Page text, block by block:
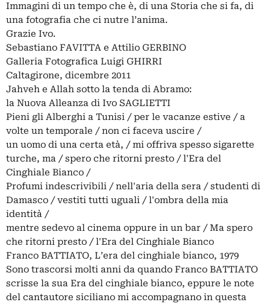
Immagini di un tempo che è, di una Storia che si fa, di
una fotografia che ci nutre l’anima.
Grazie Ivo.
Sebastiano FAVITTA e Attilio GERBINO
Galleria Fotografica Luigi GHIRRI
Caltagirone, dicembre 2011
Jahveh e Allah sotto la tenda di Abramo:
la Nuova Alleanza di Ivo SAGLIETTI
Pieni gli Alberghi a Tunisi / per le vacanze estive / a
volte un temporale / non ci faceva uscire /
un uomo di una certa età, / mi offriva spesso sigarette
turche, ma / spero che ritorni presto / l'Era del
Cinghiale Bianco /
Profumi indescrivibili / nell'aria della sera / studenti di
Damasco / vestiti tutti uguali / l'ombra della mia
identità /
mentre sedevo al cinema oppure in un bar / Ma spero
che ritorni presto / l'Era del Cinghiale Bianco
Franco BATTIATO, L’era del cinghiale bianco, 1979
Sono trascorsi molti anni da quando Franco BATTIATO
scrisse la sua Era del cinghiale bianco, eppure le note
del cantautore siciliano mi accompagnano in questa